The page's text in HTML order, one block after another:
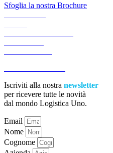
Sfoglia la nostra Brochure
Iscriviti alla nostra newsletter
per ricevere tutte le novità
dal mondo Logistica Uno.
Email
Nome
Cognome